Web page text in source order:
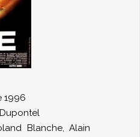
1996
Blanche, Alain